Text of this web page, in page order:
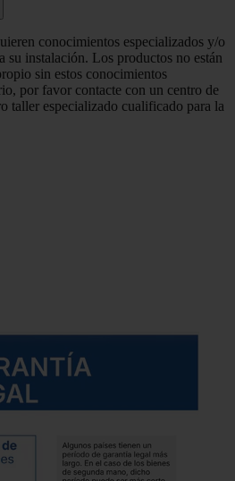
conocimientos especializados y/o
su instalación. Los productos no están
sin estos conocimientos
por favor contacte con un centro de
taller especializado cualificado para la